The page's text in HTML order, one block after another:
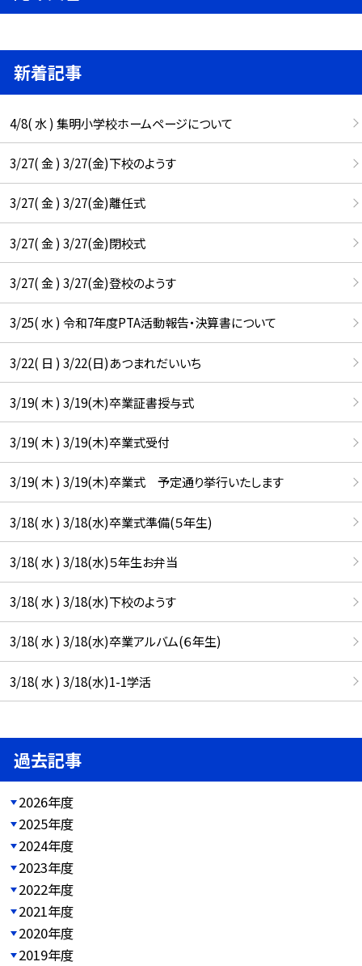
新着記事
4/8( 水 ) 集明小学校ホームページについて
3/27( 金 ) 3/27(金)下校のようす
3/27( 金 ) 3/27(金)離任式
3/27( 金 ) 3/27(金)閉校式
3/27( 金 ) 3/27(金)登校のようす
3/25( 水 ) 令和7年度PTA活動報告・決算書について
3/22( 日 ) 3/22(日)あつまれだいいち
3/19( 木 ) 3/19(木)卒業証書授与式
3/19( 木 ) 3/19(木)卒業式受付
3/19( 木 ) 3/19(木)卒業式 予定通り挙行いたします
3/18( 水 ) 3/18(水)卒業式準備(５年生)
3/18( 水 ) 3/18(水)５年生お弁当
3/18( 水 ) 3/18(水)下校のようす
3/18( 水 ) 3/18(水)卒業アルバム(６年生)
3/18( 水 ) 3/18(水)1-1学活
過去記事
2026年度
2025年度
2024年度
2023年度
2022年度
2021年度
2020年度
2019年度